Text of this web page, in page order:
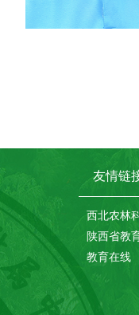
友情链
西北农林
陕西省教
教育在线